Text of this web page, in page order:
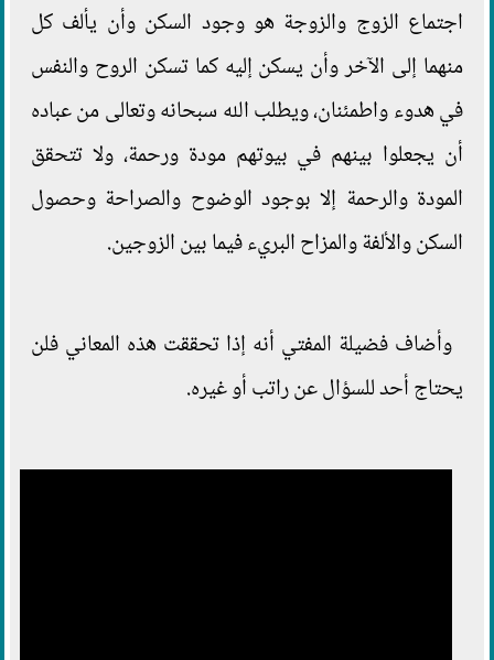
اجتماع الزوج والزوجة هو وجود السكن وأن يألف كل
منهما إلى الآخر وأن يسكن إليه كما تسكن الروح والنفس
في هدوء واطمئنان، ويطلب الله سبحانه وتعالى من عباده
أن يجعلوا بينهم في بيوتهم مودة ورحمة، ولا تتحقق
المودة والرحمة إلا بوجود الوضوح والصراحة وحصول
السكن والألفة والمزاح البريء فيما بين الزوجين.
وأضاف فضيلة المفتي أنه إذا تحققت هذه المعاني فلن
يحتاج أحد للسؤال عن راتب أو غيره.